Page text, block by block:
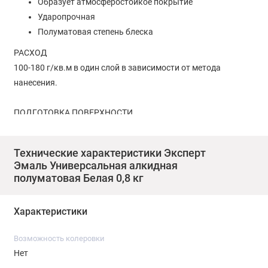
Ударопрочная
Полуматовая степень блеска
РАСХОД
100-180 г/кв.м в один слой в зависимости от метода
нанесения.
ПОДГОТОВКА ПОВЕРХНОСТИ
отслаивающегося покрытия. Металлические поверхности
очистить от ржавчины, окалины и обезжирить
растворителем. Рекомендуется предварительное
окрашивании алюминиевых, оцинкованных или
Технические характеристики Эксперт
Эмаль Универсальная алкидная
полуматовая Белая 0,8 кг
Характеристики
Возможность колеровки
Нет